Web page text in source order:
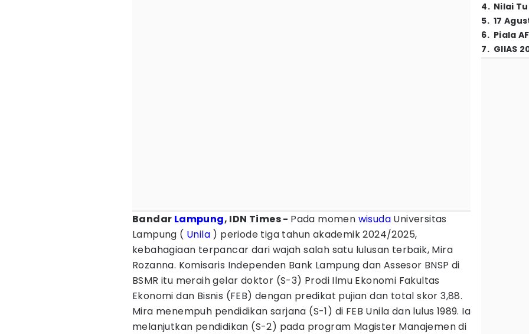
Bandar Lampung, IDN Times - Pada momen wisuda Universitas
Lampung ( Unila ) periode tiga tahun akademik 2024/2025,
kebahagiaan terpancar dari wajah salah satu lulusan terbaik, Mira
Rozanna. Komisaris Independen Bank Lampung dan Assesor BNSP di
BSMR itu meraih gelar doktor (S-3) Prodi Ilmu Ekonomi Fakultas
Ekonomi dan Bisnis (FEB) dengan predikat pujian dan total skor 3,88.
Mira menempuh pendidikan sarjana (S-1) di FEB Unila dan lulus 1989. Ia
melanjutkan pendidikan (S-2) pada program Magister Manajemen di
4. Nilai
5. 17
6. Piala
7. GIIAS